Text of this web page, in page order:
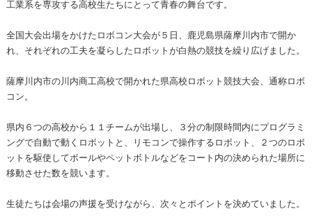
工業系を専攻する高校生たちにとって青春の舞台です。
全国大会出場をかけたロボコン大会が５日、鹿児島県薩摩川内市で開か
れ、それぞれの工夫を凝らしたロボットが白熱の競技を繰り広げました。
薩摩川内市の川内商工高校で開かれた県高校ロボット競技大会、通称ロボ
コン。
県内６つの高校から１１チームが出場し、３分の制限時間内にプログラミ
ングで自動で動くロボットと、リモコンで操作するロボット、２つのロボ
ットを駆使してボールやペットボトルなどをコート内の決められた場所に
移動させた数を競います。
生徒たちは会場の声援を受けながら、次々とポイントを決めていました。